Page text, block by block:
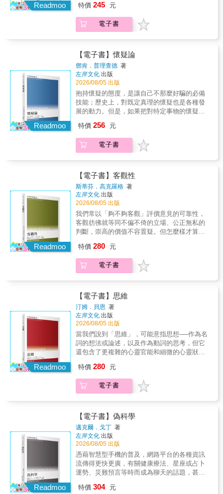
自己決定未來，做出最好決策的批判思考者。
由 Q1 議題與結論是什麼？ 議題即問題，分為
描述性和指示性兩種。結論是對方很希望你相
信的內容。兩者都較常出現在開頭和結尾，留
意指示詞線索，就能輕易辨認。 Q2 理由是什
麼？ 被別人質疑時，你回「我就是這樣覺
得」，就是把結論當成理由。理由是對方希望
我們同意特定結論所提出的解釋或原因。確認
理由的第一步是了解為什麼對方相信這個結
論，同樣可從指示詞尋找。 Q3 有無曖昧不明
的語言？ 愈抽象的字詞愈可能有多種解釋，例
如小孩和大人口中的「人權」可能大不相同。
記得從文字脈絡和背後意涵來推敲，否則搞不
清楚對方的重點，無法判斷論點是否妥當。 ●
找出假設本質，檢視隱而未顯的邏輯詭計 Q4
有無價值觀與描述性假設？ 溝通者未明言的信
對方的價值觀偏好，可以從他的身分、想保護
什麼利益來推敲。 Q5 推理過程有無謬誤？ 避
免你近距離審視論點的做法，就是使出各種轉
移注意力的謬誤：敘事、滑坡、情緒、稻草
人、假困境&hellip;&hellip;。累積自己的謬誤清
單，你會更敏銳。 &&& ◆媽媽：「妳和男友出
門為何不老實說？」女兒：「妳老是找我的麻
煩。」&rarr;女兒希望透過「顧左右而言他謬
誤」，阻止媽媽繼續追問 &&& ◆A：「我認為
B：「妳當然會這麼說，因為沒有半個婦女聯誼
會接受妳的入會申請。」 &&&&& A：「妳對我
提出來的立場論述有什麼看法嗎？」 &&&&&
B：「那些理由都不算數。妳只是輸不起罷
了。」 &&&&&& &rarr;B犯了「人身攻擊謬
誤」，而A試圖倒回正題 Q6 證據可不可信？
證據始於系統化的蒐集和組織事實，判斷各種
支持證據來源的可信度：個人經驗、案例、證
言、專家意見、研究報告。順序越後面的證
據，品質可能愈好，越值得信賴。 ●全面檢驗
證據，合理懷疑一切 Q7 是否還有「另一個成
因」？ 同個結論可能源於不同的成因，必須留
意提出的證據理由是「唯一原因」，還是「原
因之一」；相關不代表因果關係。 Q8 統計數
字是否騙了你？ 數據資料很容易讓人信以為
均」，但巧妙各有不同。 Q9 哪些重要資訊
「被消失」？ 任何論點都會遺漏資訊。例如，
洋芋片廠商可能會告訴消費者，自己家的洋芋
片美味又酥脆，但是不太可能讓你知道卡路里
超標或有防腐劑。持續追問沒說出口的資訊非
常重要，你才能判斷要不要相信對方所言。
Q10 有沒有更合理的結論？ 非黑即白的二分法
結論加入「如果子句」條件，就能增加脈絡討
Readmoo
於浪費了大家一節課的時間！」 ◎「她會跟那
個又禿又矮的男人一起，一定是愛他的錢！」
這些出現在生活中的神邏輯對話，你一定很熟
了，就是沒道理卻又講得一番道理，是在一本
正經的胡說八道， 看似無害其實在帶風向。 在
現實生活中，每個人都會被人用神邏輯「懟」
你。 遇到這群人，我們該如何應對與回擊？ 很
簡單，跟他們一樣，一本正經的胡說八道。 當
然，偶爾也得用神邏輯「堵」住對方的歪理。
作者楊牧之是邏輯學和社會心理學著名學者，
書中他以常發生在我們身邊、隨處可見的邏輯
謬誤為例， 解析這些被廣泛傳播奉為真理，似
麼突破盲點，回懟脫困。 ◎總以為對方別有居
心之典型陰謀論 「如果這件事跟你沒有關係，
你為何要幫她？」 「她一定是為了錢，才跟那
者，多以消極、陰暗的思想曲解別人的論點，
甚至憑空創造別人的觀點， 所以聽到這種話時
先想想：這是事實還是個人評論？ ◎你問理
由，他卻給你藉口 「聽說你上次的比賽得了第
二？」 「嗯，要不是那天我拉肚子，第一肯定
是我的。」 這種人對自身能力十分驕傲卻又害
怕失敗，常會給自己找藉口。 你問他任何事
不要被他們的貶抑影響你的自信。因為他們是
故意的。 ◎不檢討自己，反而先指點別人 「你
賺這麼多，居然才捐這麼一點！」 「你這麼有
「罪惡關聯」， 他會避免跟你正面討論，反而
從負面印象詆毀你。 最常見於各種用來討伐明
星或公眾人物的論壇， 小心，不要被這種人穿
了小鞋、帶了風向。 不講道理的人為何怎麽說
都有理？ 該怎麼見招拆招，和這群不講道理的
人講理？ 你得學學神邏輯回懟脫困。 各界推薦
職來直往Miss莫莉 創新管理實戰研究中心執行
長／劉恭甫
特價 245 元
電子書
Readmoo
【電子書】懷疑論
鄧肯．普理查德 著
左岸文化 出版
2026/08/05 出版
抱持懷疑的態度，是讓自己不那麼好騙的必備
技能；歷史上，對既定真理的懷疑也是各種發
展的動力。但是，如果把對特定事物的懷疑擴
基礎，所以我們並沒有掌握知識，因此沒有所
謂的「真相」，有的只是相對的主觀意見，這
樣的激進懷疑論蔓延到公共討論，造成的某些
道」任何事情？怎樣才是擁有知識呢？在當代
社會和政治運動（例如氣候變遷否認論、後真
相政治和假新聞）、甚至與個人健康相關的反
疫苗運動中，懷疑論又扮演什麼角色？又如何
與我們的「美好人生」有關？作者先檢視懷疑
論的哲學挑戰：從古典哲學笛卡兒式的懷疑，
到電影《駭客任務》裡我們都是被母體電腦操
控的桶中腦，簡潔地介紹這些問題的主要論證
與回應；作者也為知識辯護，剖析激進懷疑論
有意義的生活。本書特色激進懷疑論的主張經
常以「尊重」的偽裝出現在公共議題的討論
上，用「大家都沒錯，只是相對的主觀意見」
堅持，本書以哲學論證破解這樣的混淆，公共
辯論必須回歸理性討論。
特價 256 元
電子書
Readmoo
【電子書】客觀性
斯蒂芬．高克羅格 著
左岸文化 出版
2026/08/05 出版
我們常以「夠不夠客觀」評價意見的可靠性，
客觀彷彿就等同不偏不倚的立場、公正無私的
判斷，崇高的價值不容置疑。但怎麼樣才算
對客觀的四種描述──排除偏頗與成見、不受任
何假設或價值影響的判斷、在相互競爭的假設
間建立一套判斷的程序、以及積極性的精確的
實客觀的知識存在嗎？對世界的認識可能不受
任何假設或價值影響嗎？客觀的就有權威、就
是真理？怎麼樣算精確的表徵？量化數字就是
真正客觀的嗎？人類行為、倫理學和品味也都
有客觀性嗎？作者簡要回顧現代客觀性誕生的
背景，再挑戰科學的客觀性、對世界的概念建
構、客觀性與真理的關係，直指當代以輾壓性
的數字運算取代判斷的責任，最後返回人本的
倫理學和品味美學的客觀性討論，展現哲學回
成為現代生活中的崇高價值，而科學經常就被
視為較具有客觀性的領域，其中最不受汙染的
是量化的數字，於是，政治社會經濟等各種議
簡要回顧現代客觀性的背景與意義，羅列其中
關鍵的問題並逐一解析，展現哲學回應當代社
會議題的方式。
特價 280 元
電子書
Readmoo
【電子書】思維
汀姆．貝恩 著
左岸文化 出版
2026/08/05 出版
當我們說到「思維」，可能意指思想──作為名
詞的想法或論述，以及作為動詞的思考，但它
還包含了更複雜的心靈官能和細微的心靈狀
維如何在大腦中實現？」這類有關思維本質的
問題。從思維的官能為起點，書中探索使思維
成為可能的機制，並試圖回答由此引發的一連
類型呢？人的心靈都只是別人無法進入的舞台
嗎？有讀懂他心的可能嗎？我們最常用語言來
表達思想或思考的過程，那麼思維可以用語言
來理解嗎？沒有語言的動物就沒有思維嗎？語
言文化差異會影響我們的思維嗎？思維有沒有
限制呢？出錯的思維又是怎麼回事？腦神經科
學的發展和人類學的研究方式開啟另一扇探索
人類心靈的門窗，專長心靈哲學與認知科學的
作者，利用哲學、心理學、神經科學和人類學
特價 280 元
電子書
Readmoo
【電子書】偽科學
邁克爾．戈丁 著
左岸文化 出版
2026/08/05 出版
憑藉智慧型手機的普及，網路平台的各種資訊
流傳得更快更廣，有關健康療法、星座或占卜
運勢、災難預言等時而成為聊天的話題，甚至
「科學理性」的人，或許可以輕易地宣稱某些
特價 304 元